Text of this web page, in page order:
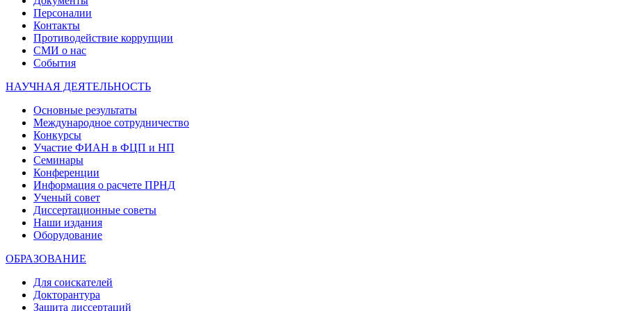
Персоналии
Контакты
Противодействие коррупции
СМИ о нас
События
НАУЧНАЯ ДЕЯТЕЛЬНОСТЬ
Основные результаты
Международное сотрудничество
Конкурсы
Участие ФИАН в ФЦП и НП
Семинары
Конференции
Информация о расчете ПРНД
Ученый совет
Диссертационные советы
Наши издания
Оборудование
ОБРАЗОВАНИЕ
Для соискателей
Докторантура
Защита диссертаций